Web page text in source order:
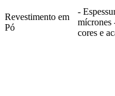
Revestimento em
Pó
-
mícrones
cores e